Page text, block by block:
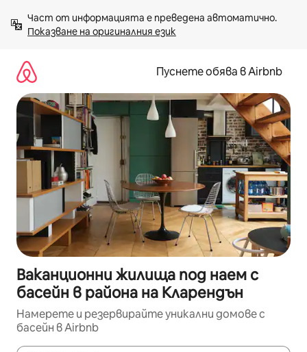
към
съдържанието
Показване на оригиналния език
Пуснете обява в Airbnb
Ваканционни жилища под наем с
басейн в района на Кларендън
Намерете и резервирайте уникални домове с
басейн в Airbnb